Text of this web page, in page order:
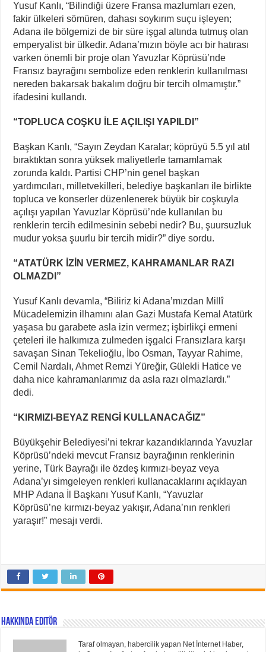
Yusuf Kanlı, “Bilindiği üzere Fransa mazlumları ezen,
fakir ülkeleri sömüren, dahası soykırım suçu işleyen;
Adana ile bölgemizi de bir süre işgal altında tutmuş olan
emperyalist bir ülkedir. Adana’mızın böyle acı bir hatırası
varken önemli bir proje olan Yavuzlar Köprüsü’nde
Fransız bayrağını sembolize eden renklerin kullanılması
nereden bakarsak bakalım doğru bir tercih olmamıştır.”
ifadesini kullandı.
“TOPLUCA COŞKU İLE AÇILIŞI YAPILDI”
Başkan Kanlı, “Sayın Zeydan Karalar; köprüyü 5.5 yıl atıl
bıraktıktan sonra yüksek maliyetlerle tamamlamak
zorunda kaldı. Partisi CHP’nin genel başkan
yardımcıları, milletvekilleri, belediye başkanları ile birlikte
topluca ve konserler düzenlenerek büyük bir coşkuyla
açılışı yapılan Yavuzlar Köprüsü’nde kullanılan bu
renklerin tercih edilmesinin sebebi nedir? Bu, şuursuzluk
mudur yoksa şuurlu bir tercih midir?” diye sordu.
“ATATÜRK İZİN VERMEZ, KAHRAMANLAR RAZI
OLMAZDI”
Yusuf Kanlı devamla, “Biliriz ki Adana’mızdan Millî
Mücadelemizin ilhamını alan Gazi Mustafa Kemal Atatürk
yaşasa bu garabete asla izin vermez; işbirlikçi ermeni
çeteleri ile halkımıza zulmeden işgalci Fransızlara karşı
savaşan Sinan Tekelioğlu, İbo Osman, Tayyar Rahime,
Cemil Nardalı, Ahmet Remzi Yüreğir, Gülekli Hatice ve
daha nice kahramanlarımız da asla razı olmazlardı.”
dedi.
“KIRMIZI-BEYAZ RENGİ KULLANACAĞIZ”
Büyükşehir Belediyesi’ni tekrar kazandıklarında Yavuzlar
Köprüsü’ndeki mevcut Fransız bayrağının renklerinin
yerine, Türk Bayrağı ile özdeş kırmızı-beyaz veya
Adana’yı simgeleyen renkleri kullanacaklarını açıklayan
MHP Adana İl Başkanı Yusuf Kanlı, “Yavuzlar
Köprüsü’ne kırmızı-beyaz yakışır, Adana’nın renkleri
yaraşır!” mesajı verdi.
Hakkında Editör
Taraf olmayan, habercilik yapan Net İnternet Haber,